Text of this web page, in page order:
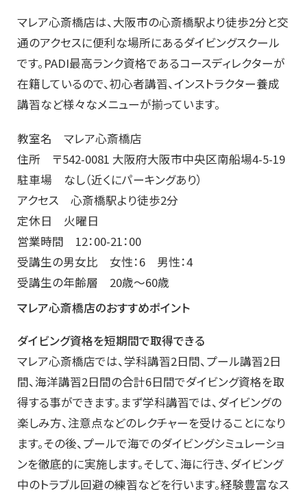
マレア心斎橋店は、大阪市の心斎橋駅より徒歩2分と交
通のアクセスに便利な場所にあるダイビングスクール
です。PADI最高ランク資格であるコースディレクターが
在籍しているので、初心者講習、インストラクター養成
講習など様々なメニューが揃っています。
教室名 マレア心斎橋店
住所 〒542-0081 大阪府大阪市中央区南船場4-5-19
駐車場 なし（近くにパーキングあり）
アクセス 心斎橋駅より徒歩2分
定休日 火曜日
営業時間 12：00-21：00
受講生の男女比 女性：6 男性：4
受講生の年齢層 20歳～60歳
マレア心斎橋店のおすすめポイント
ダイビング資格を短期間で取得できる
マレア心斎橋店では、学科講習2日間、プール講習2日
間、海洋講習2日間の合計6日間でダイビング資格を取
得する事ができます。まず学科講習では、ダイビングの
楽しみ方、注意点などのレクチャーを受けることになり
ます。その後、プールで海でのダイビングシミュレーショ
ンを徹底的に実施します。そして、海に行き、ダイビング
中のトラブル回避の練習などを行います。経験豊富なス